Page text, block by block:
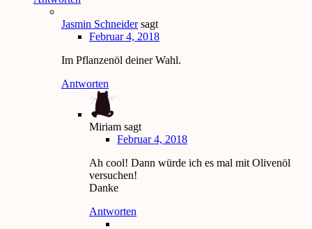
Jasmin Schneider sagt
Februar 4, 2018
Im Pflanzenöl deiner Wahl.
Antworten
Miriam sagt
Februar 4, 2018
Ah cool! Dann würde ich es mal mit Olivenöl
versuchen!
Danke
Antworten